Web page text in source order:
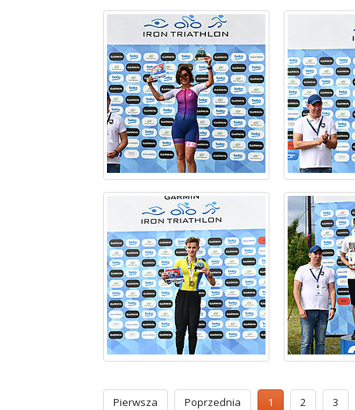
Pierwsza Poprzednia 1 2
3